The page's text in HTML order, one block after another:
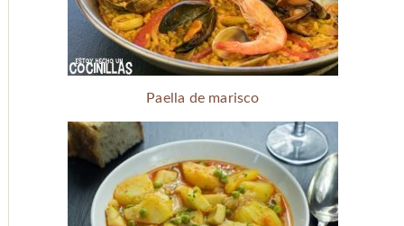
Paella de marisco